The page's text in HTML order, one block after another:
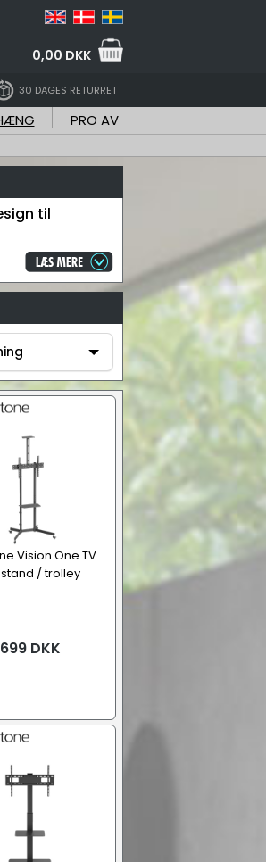
0,00 DKK
30 DAGES RETURRET
PRO AV
til
Vision One TV
/ trolley
699 DKK